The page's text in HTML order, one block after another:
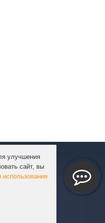
улучшения
сайт, вы
использования